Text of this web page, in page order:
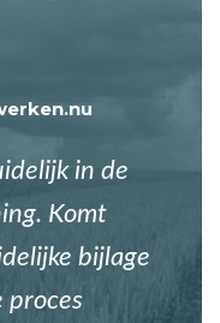
in de
Komt
bijlage
proces